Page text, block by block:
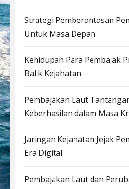
Strategi Pemberantasan
Untuk Masa Depan
Kehidupan Para Pembajak
Balik Kejahatan
Pembajakan Laut
Keberhasilan dalam Masa
Jaringan Kejahatan Jejak
Era Digital
Pembajakan Laut dan